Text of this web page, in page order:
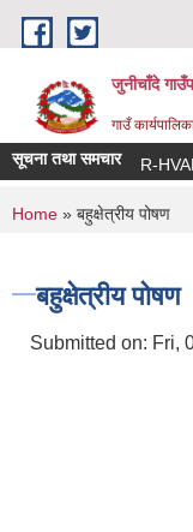
Skip to main content
जुनीचाँदे
गाउँ
सूचना तथा समचारR-HVAP
You are
Home » बहुक्षेत्रीय पोषण
बहुक्षेत्रीय पोषण
Submitted on: Fri,